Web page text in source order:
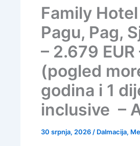
Family
Pagu, Pag,
– 2.679
(pogled
godina i 1
inclusive –
30 srpnja, 2026 / Dalmacija,